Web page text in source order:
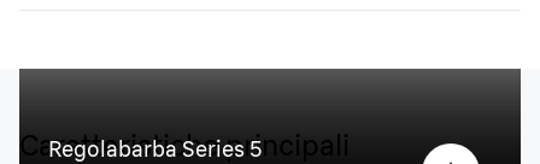
Caratteristiche principali
Regolabarba Series 5